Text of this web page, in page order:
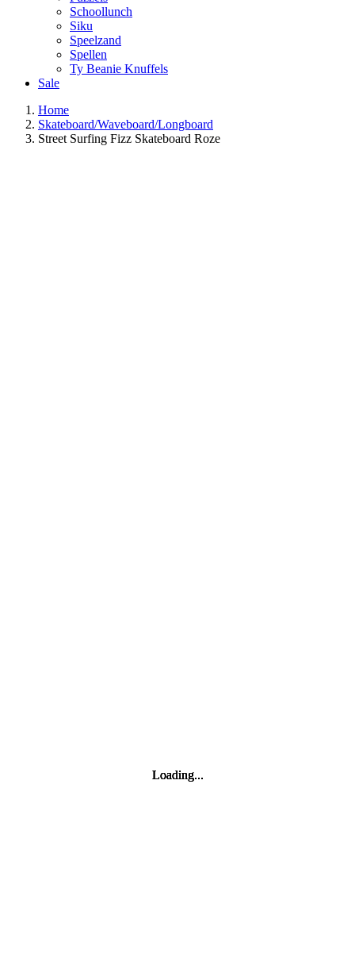
Schoollunch
Siku
Speelzand
Spellen
Ty Beanie Knuffels
Sale
Home
Skateboard/Waveboard/Longboard
Street Surfing Fizz Skateboard Roze
Loading...
Loading...
Loading...
Loading...